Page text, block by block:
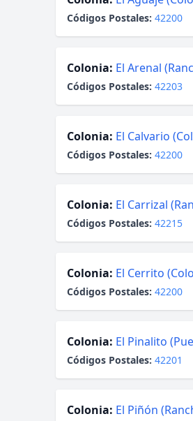
Códigos Postales: 42200
Colonia: El Arenal
Códigos Postales: 42203
Colonia: El Calvario
Códigos Postales: 42200
Colonia: El Carrizal
Códigos Postales: 42215
Colonia: El Cerrito
Códigos Postales: 42200
Colonia: El Pinalito
Códigos Postales: 42201
Colonia: El Piñón